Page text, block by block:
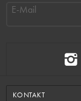
E-Mail
KONTAKT